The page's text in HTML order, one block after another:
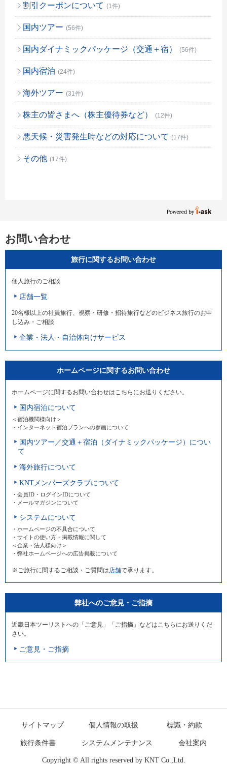
割引クーポンについて (1件)
国内ツアー (56件)
国内ダイナミックパッケージ（交通＋宿） (56件)
国内宿泊 (24件)
海外ツアー (31件)
株主の皆さまへ（株主優待券など） (12件)
悪天候・災害発生時などの対応について (17件)
その他 (17件)
お問い合わせ
旅行に関するお問い合わせ
個人旅行のご相談
店舗一覧
20名様以上の社員旅行、視察・研修・招待旅行などのビジネス旅行のお申
し込み・ご相談
企業・法人・自治体向けサービス
ホームページに関するお問い合わせ
ホームページに関するお問い合わせはこちらにお送りください。
国内宿泊について
＜宿泊機関様向け＞
・インターネット宿泊プランへの参画について
国内ツアー／交通＋宿泊（ダイナミックパッケージ）につい
て
海外旅行について
KNTメンバーズクラブについて
・会員ID・ログインIDについて
・メールマガジンについて
システムについて
・ホームページの不具合について
・サイトの使い方・掲載情報に関して
＜企業・法人様向け＞
・弊社ホームページへの広告掲載について
※ご旅行に関するご相談・ご質問は 店舗で承ります。
弊社へのご意見・ご指摘
近畿日本ツーリストへの「ご意見」「ご指摘」などはこちらにお送りくだ
さい。
ご意見・ご指摘
サイトマップ 個人情報の取扱 標識・約款
旅行条件書 システムメンテナンス 会社案内
Copyright © All rights reserved by KNT Co.,Ltd.